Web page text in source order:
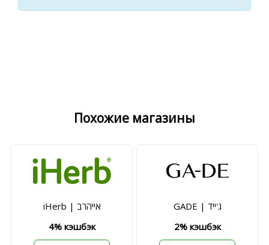
Похожие магазины
iHerb | אייהרב
4% кэшбэк
GADE | ג'ייד
2% кэшбэк